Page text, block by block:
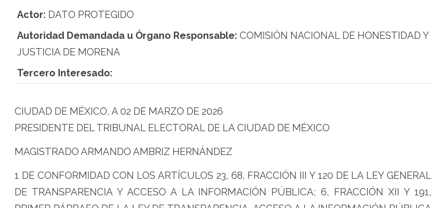
Actor: DATO PROTEGIDO
Autoridad Demandada u Órgano Responsable: COMISIÓN NACIONAL DE HONESTIDAD Y
JUSTICIA DE MORENA
Tercero Interesado:
CIUDAD DE MÉXICO, A 02 DE MARZO DE 2026
PRESIDENTE DEL TRIBUNAL ELECTORAL DE LA CIUDAD DE MÉXICO
MAGISTRADO ARMANDO AMBRIZ HERNÁNDEZ
1 DE CONFORMIDAD CON LOS ARTÍCULOS 23, 68, FRACCIÓN III Y 120 DE LA LEY GENERAL
DE TRANSPARENCIA Y ACCESO A LA INFORMACIÓN PÚBLICA; 6, FRACCIÓN XII Y 191,